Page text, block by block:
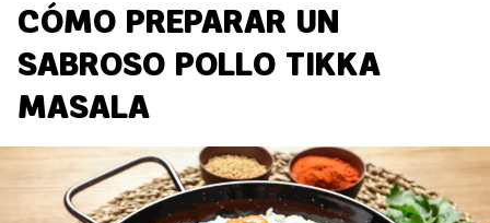
CÓMO PREPARAR UN
SABROSO POLLO TIKKA
MASALA